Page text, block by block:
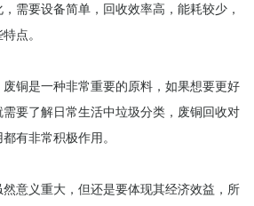
需要设备简单，回收效率高，能耗较少，
点。
铜是一种非常重要的原料，如果想要更好
要了解日常生活中垃圾分类，废铜回收对
有非常积极作用。
意义重大，但还是要体现其经济效益，所